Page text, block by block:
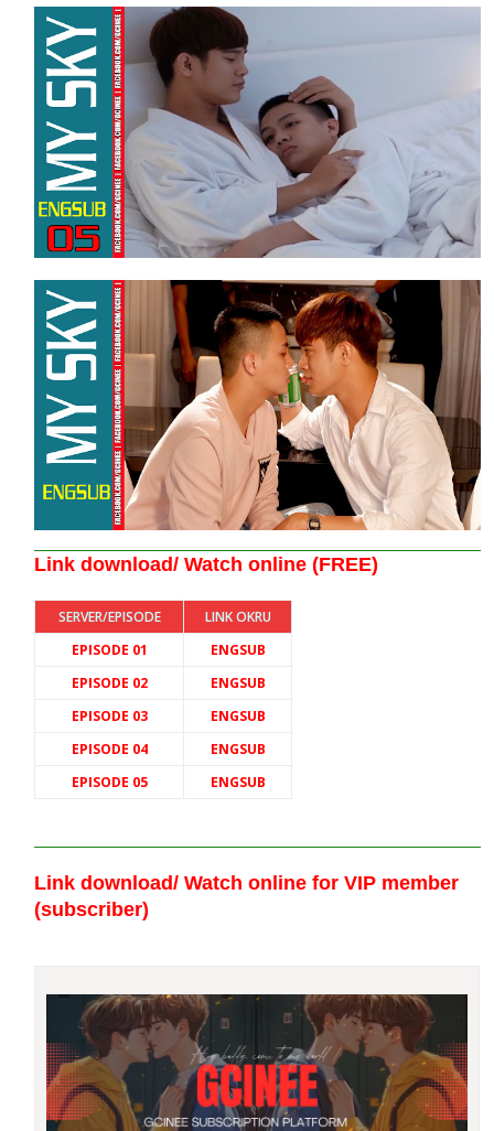
Link download/ Watch online (FREE)
SERVER/EPISODE
LINK OKRU
EPISODE 01
ENGSUB
EPISODE 02
ENGSUB
EPISODE 03
ENGSUB
EPISODE 04
ENGSUB
EPISODE 05
ENGSUB
Link download/ Watch online for VIP member
(subscriber)